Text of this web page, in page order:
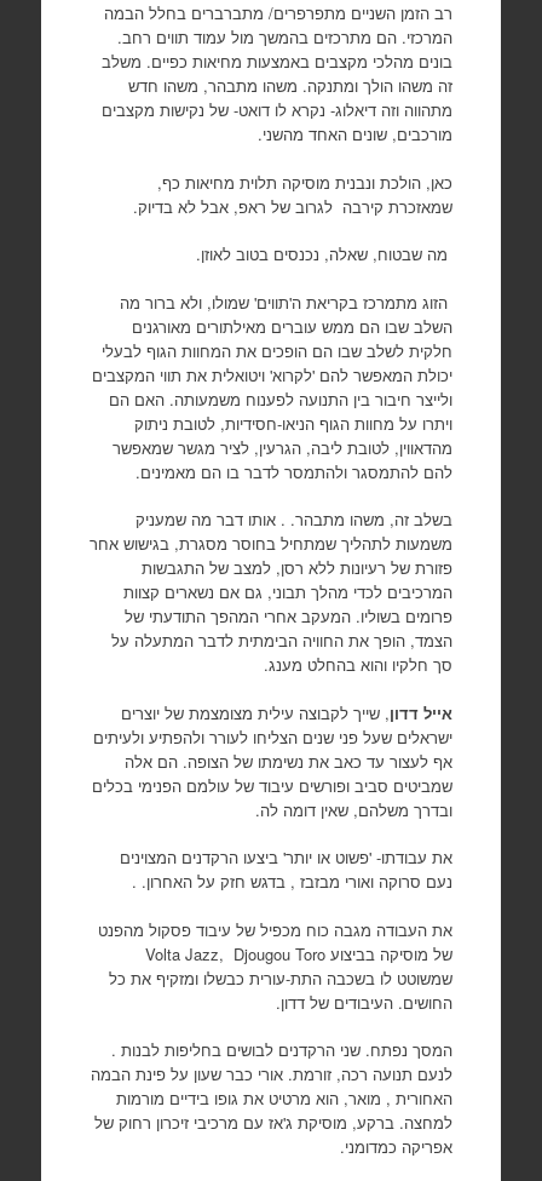
רב הזמן השניים מתפרפרים/ מתברברים בחלל הבמה
המרכזי. הם מתרכזים בהמשך מול עמוד תווים רחב.
בונים מהלכי מקצבים באמצעות מחיאות כפיים. משלב
זה משהו הולך ומתנקה. משהו מתבהר, משהו חדש
מתהווה וזה דיאלוג- נקרא לו דואט- של נקישות מקצבים
מורכבים, שונים האחד מהשני.
כאן, הולכת ונבנית מוסיקה תלוית מחיאות כף,
שמאזכרת קירבה לגרוב של ראפ, אבל לא בדיוק.
מה שבטוח, שאלה, נכנסים בטוב לאוזן.
הזוג מתמרכז בקריאת ה'תווים' שמולו, ולא ברור מה
השלב שבו הם ממש עוברים מאילתורים מאורגנים
חלקית לשלב שבו הם הופכים את המחוות הגוף לבעלי
יכולת המאפשר להם 'לקרוא' ויטואלית את תווי המקצבים
ולייצר חיבור בין התנועה לפענוח משמעותה. האם הם
ויתרו על מחוות הגוף הניאו-חסידיות, לטובת ניתוק
מהדאווין, לטובת ליבה, הגרעין, לציר מגשר שמאפשר
להם להתמסגר ולהתמסר לדבר בו הם מאמינים.
בשלב זה, משהו מתבהר. . אותו דבר מה שמעניק
משמעות לתהליך שמתחיל בחוסר מסגרת, בגישוש אחר
פזורת של רעיונות ללא רסן, למצב של התגבשות
המרכיבים לכדי מהלך תבוני, גם אם נשארים קצוות
פרומים בשוליו. המעקב אחרי המהפך התודעתי של
הצמד, הופך את החוויה הבימתית לדבר המתעלה על
סך חלקיו והוא בהחלט מענג.
אייל דדון, שייך לקבוצה עילית מצומצמת של יוצרים
ישראלים שעל פני שנים הצליחו לעורר ולהפתיע ולעיתים
אף לעצור עד כאב את נשימתו של הצופה. הם אלה
שמביטים סביב ופורשים עיבוד של עולמם הפנימי בכלים
ובדרך משלהם, שאין דומה לה.
את עבודתו- 'פשוט או יותר' ביצעו הרקדנים המצוינים
נעם סרוקה ואורי מבזבז , בדגש חזק על האחרון. .
את העבודה מגבה כוח מכפיל של עיבוד פסקול מהפנט
של מוסיקה בביצוע Volta Jazz, Djougou Toro
שמשוטט לו בשכבה התת-עורית כבשלו ומזקיף את כל
החושים. העיבודים של דדון.
המסך נפתח. שני הרקדנים לבושים בחליפות לבנות .
לנעם תנועה רכה, זורמת. אורי כבר שעון על פינת הבמה
האחורית , מואר, הוא מרטיט את גופו בידיים מורמות
למחצה. ברקע, מוסיקת ג'אז עם מרכיבי זיכרון רחוק של
אפריקה כמדומני.